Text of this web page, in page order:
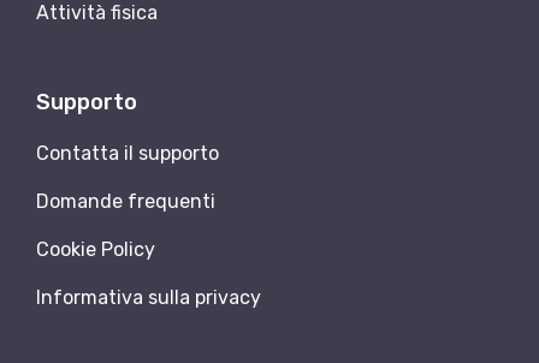
Attività fisica
Supporto
Contatta il supporto
Domande frequenti
Cookie Policy
Informativa sulla privacy